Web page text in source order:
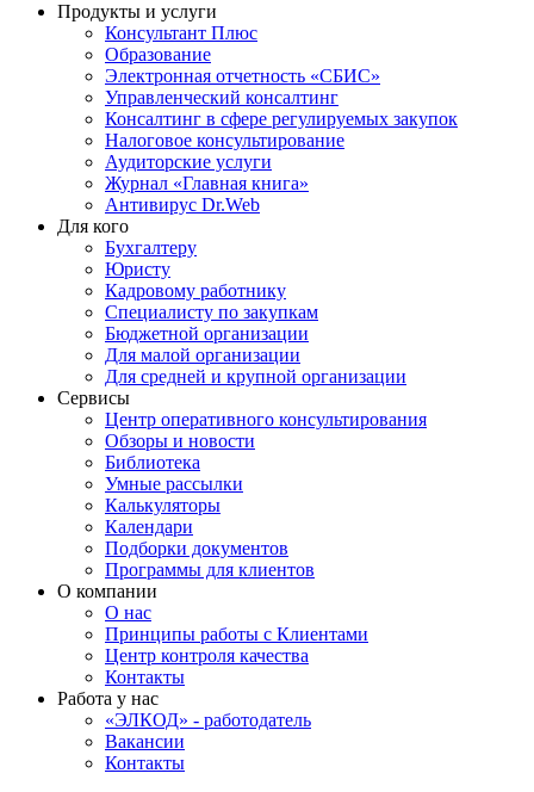
Продукты и услуги
Консультант Плюс
Образование
Электронная отчетность «СБИС»
Управленческий консалтинг
Консалтинг в сфере регулируемых закупок
Налоговое консультирование
Аудиторские услуги
Журнал «Главная книга»
Антивирус Dr.Web
Для кого
Бухгалтеру
Юристу
Кадровому работнику
Специалисту по закупкам
Бюджетной организации
Для малой организации
Для средней и крупной организации
Сервисы
Центр оперативного консультирования
Обзоры и новости
Библиотека
Умные рассылки
Калькуляторы
Календари
Подборки документов
Программы для клиентов
О компании
О нас
Принципы работы с Клиентами
Центр контроля качества
Контакты
Работа у нас
«ЭЛКОД» - работодатель
Вакансии
Контакты